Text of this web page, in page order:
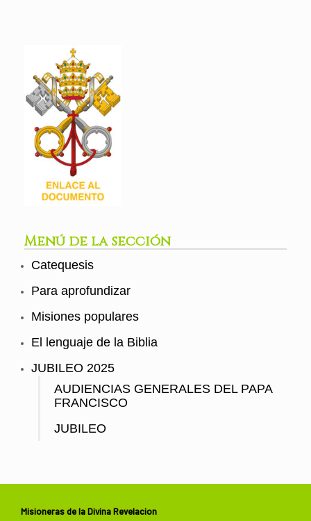
Menú de la sección
Catequesis
Para aprofundizar
Misiones populares
El lenguaje de la Biblia
JUBILEO 2025
AUDIENCIAS GENERALES DEL PAPA
FRANCISCO
JUBILEO
Misioneras de la Divina Revelacion